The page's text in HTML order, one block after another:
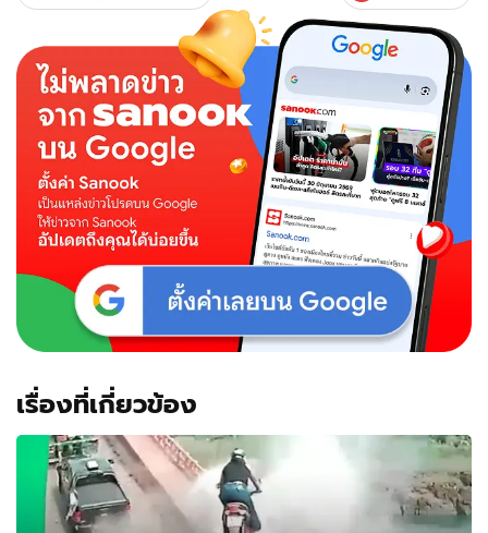
เรื่องที่เกี่ยวข้อง